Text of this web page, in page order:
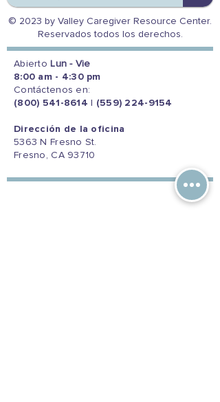
© 2023 by Valley Caregiver Resource Center.
Reservados todos los derechos.
Abierto Lun - Vie
8:00 am - 4:30 pm
Contáctenos en:
(800) 541-8614
(559) 224-9154
Dirección de la oficina
5363 N Fresno St.
Fresno, CA 93710